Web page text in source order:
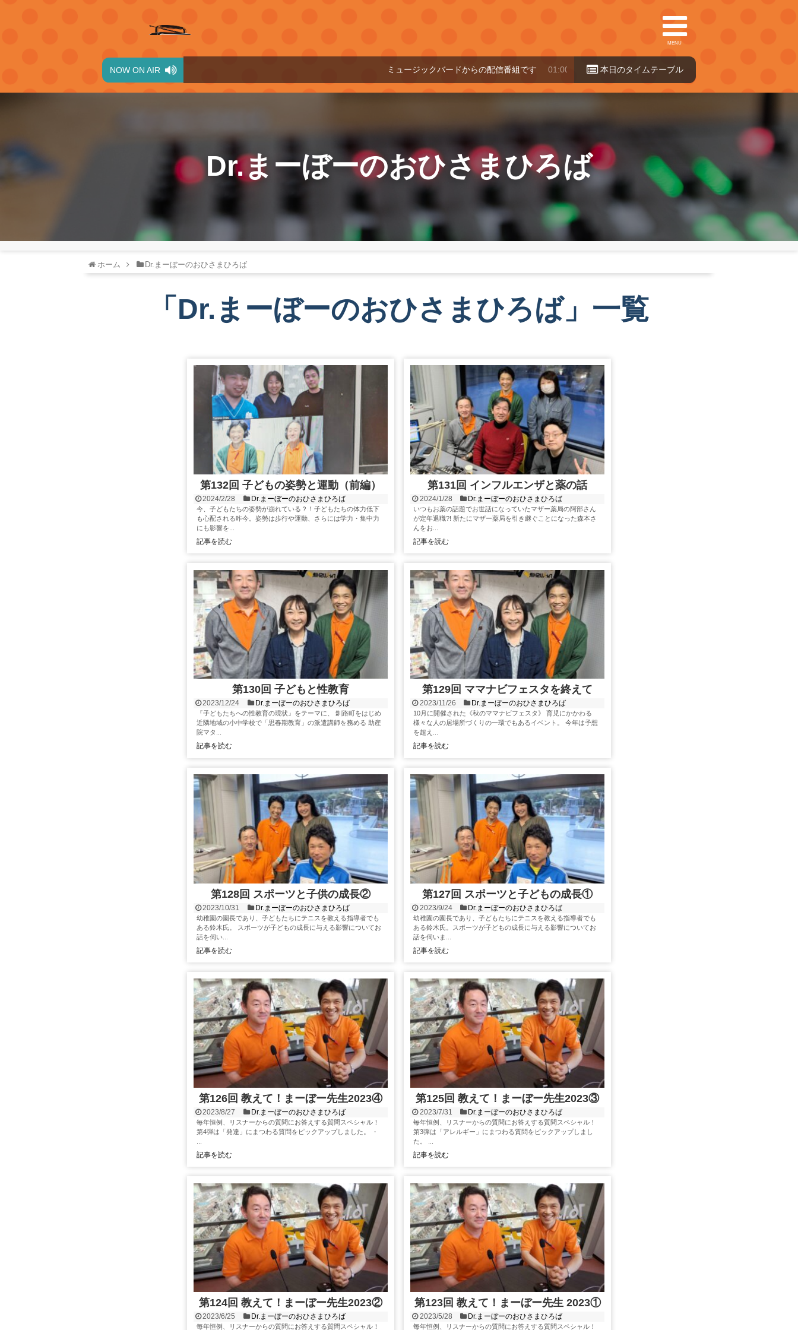
MENU
NOW ON AIR ミュージックバードからの配信番組です 01:00～07:30 本日のタイ ムテーブル
Dr.まーぼーのおひさまひろば
ホーム Dr.まーぼーのおひさまひろば
「 Dr.まーぼーのおひさまひろば」 一覧
第132回 子どもの姿勢と運動（前編）
2024/2/28 Dr.まーぼーのおひさまひろば
今、子どもたちの姿勢が崩れている？！子どもたちの体力低下
も心配される昨今。姿勢は歩行や運動、さらには学力・集中力
にも影響を...
記事を読む
第131回 インフルエンザと薬の話
2024/1/28 Dr.まーぼーのおひさまひろば
いつもお薬の話題でお世話になっていたマザー薬局の阿部さん
が定年退職?! 新たにマザー薬局を引き継ぐことになった森本さ
んをお...
記事を読む
第130回 子どもと性教育
2023/12/24 Dr.まーぼーのおひさまひろば
『子どもたちへの性教育の現状』をテーマに、 釧路町をはじめ
近隣地域の小中学校で「思春期教育」の派遣講師を務める 助産
院マタ...
記事を読む
第129回 ママナビフェスタを終えて
2023/11/26 Dr.まーぼーのおひさまひろば
10月に開催された《秋のママナビフェスタ》 育児にかかわる
様々な人の居場所づくりの一環でもあるイベント。 今年は予想
を超え...
記事を読む
第128回 スポーツと子供の成長②
2023/10/31 Dr.まーぼーのおひさまひろば
幼稚園の園長であり、子どもたちにテニスを教える指導者でも
ある鈴木氏。 スポーツが子どもの成長に与える影響についてお
話を伺い...
記事を読む
第127回 スポーツと子どもの成長①
2023/9/24 Dr.まーぼーのおひさまひろば
幼稚園の園長であり、子どもたちにテニスを教える指導者でも
ある鈴木氏。スポーツが子どもの成長に与える影響についてお
話を伺いま...
記事を読む
第126回 教えて！まーぼー先生2023④
2023/8/27 Dr.まーぼーのおひさまひろば
毎年恒例、リスナーからの質問にお答えする質問スペシャル！
第4弾は「発達」にまつわる質問をピックアップしました。 ・
記事を読む
第125回 教えて！まーぼー先生2023③
2023/7/31 Dr.まーぼーのおひさまひろば
毎年恒例、リスナーからの質問にお答えする質問スペシャル！
第3弾は「アレルギー」にまつわる質問をピックアップしまし
た。 ...
記事を読む
第124回 教えて！まーぼー先生2023②
2023/6/25 Dr.まーぼーのおひさまひろば
毎年恒例、リスナーからの質問にお答えする質問スペシャル！
第123回 教えて！まーぼー先生 2023①
2023/5/28 Dr.まーぼーのおひさまひろば
毎年恒例、リスナーからの質問にお答えする質問スペシャル！